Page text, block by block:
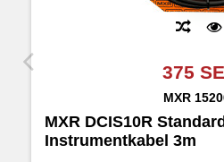
375
MXR
MXR DCIS10R
Instrumentkabel 3m